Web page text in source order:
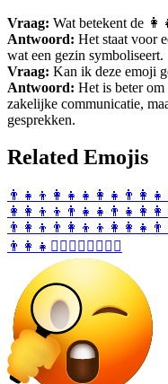
Vraag: Wat betekent de
Antwoord: Het staat voor
wat een gezin symboliseert.
Vraag: Kan ik deze emoji
Antwoord: Het is beter
zakelijke communicatie,
gesprekken.
Related Emojis
👨‍👧‍👦 👩‍👧‍👧 👩‍👧
👩‍👩‍👦‍👦 👨‍👧‍👧 👨‍👧
👨‍👩‍👦 👨‍👩‍👦‍👦 👩‍👩‍👧
👨‍👩‍👧 👩‍❤️‍💋‍👩 👩‍❤️‍💋‍👨